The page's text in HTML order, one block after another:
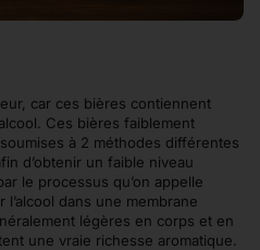
car ces bières contiennent
Ces bières faiblement
à 2 méthodes différentes
d’obtenir un faible niveau
le processus qu’on appelle
dans une membrane
légères en corps et en
une vraie richesse aromatique.